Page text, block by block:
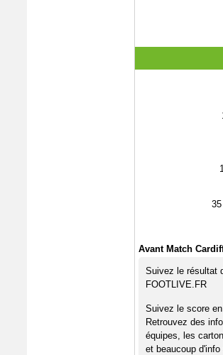
35
Avant Match
Suivez le résultat
FOOTLIVE.FR
Suivez le score
Retrouvez des
équipes, les
et beaucoup